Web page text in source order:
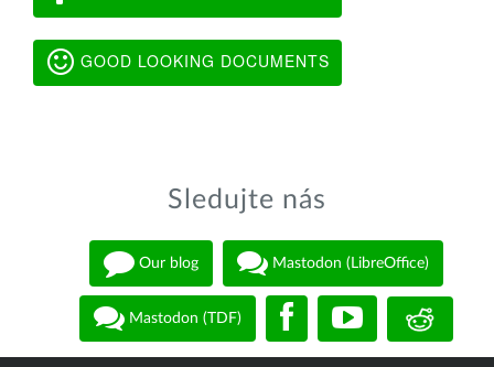
GOOD LOOKING DOCUMENTS
Sledujte nás
Our blog Mastodon (LibreOffice)
Mastodon (TDF)